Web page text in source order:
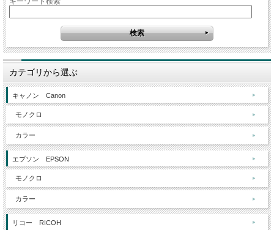
カテゴリから選ぶ
キャノン Canon
モノクロ
カラー
エプソン EPSON
モノクロ
カラー
リコー RICOH